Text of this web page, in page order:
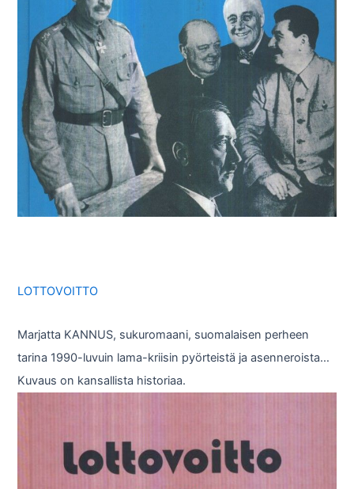
LOTTOVOITTO
Marjatta KANNUS, sukuromaani, suomalaisen perheen
tarina 1990-luvuin lama-kriisin pyörteistä ja asenneroista…
Kuvaus on kansallista historiaa.